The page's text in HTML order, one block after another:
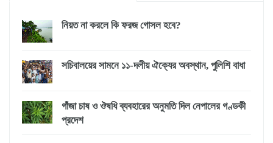
নিয়ত না করলে কি ফরজ গোসল হবে?
সচিবালয়ের সামনে ১১-দলীয় ঐক্যের অবস্থান, পুলিশি বাধা
গাঁজা চাষ ও ঔষধি ব্যবহারের অনুমতি দিল নেপালের গণ্ডকী
প্রদেশ